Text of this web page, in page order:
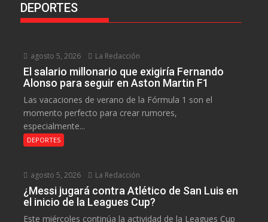
DEPORTES
agosto 5, 2026 La Redacción
El salario millonario que exigiría Fernando
Alonso para seguir en Aston Martin F1
Las vacaciones de verano de la Fórmula 1 son el
momento perfecto para crear rumores,
especialmente...
DEPORTES
agosto 5, 2026 La Redacción
¿Messi jugará contra Atlético de San Luis en
el inicio de la Leagues Cup?
Este miércoles continúa la actividad de la Leagues Cup